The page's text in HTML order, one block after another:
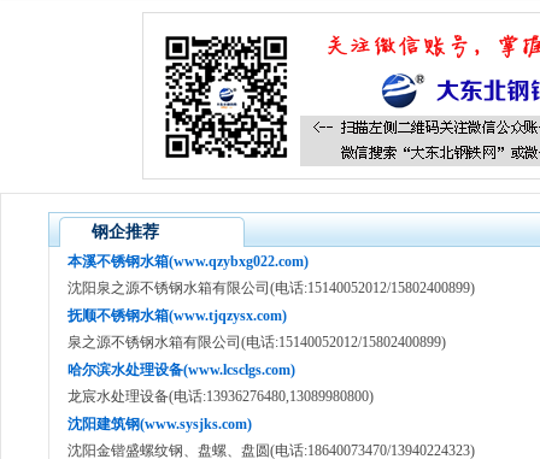
钢企推荐
本溪不锈钢水箱(www.qzybxg022.com)
沈阳泉之源不锈钢水箱有限公司(电话:15140052012/15802400899)
抚顺不锈钢水箱(www.tjqzysx.com)
泉之源不锈钢水箱有限公司(电话:15140052012/15802400899)
哈尔滨水处理设备(www.lcsclgs.com)
龙宸水处理设备(电话:13936276480,13089980800)
沈阳建筑钢(www.sysjks.com)
沈阳金锴盛螺纹钢、盘螺、盘圆(电话:18640073470/13940224323)